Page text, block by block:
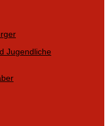
Jugendliche